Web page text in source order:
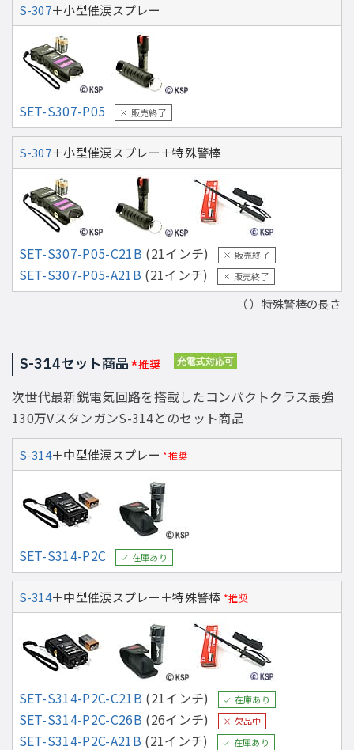
S-307＋小型催涙スプレー
SET-S307-P05 販売終了
S-307＋小型催涙スプレー＋特殊警棒
SET-S307-P05-C21B (21インチ) 販売終了
SET-S307-P05-A21B (21インチ) 販売終了
（ ）特殊警棒の長さ
S-314セット商品 *推奨
次世代最新鋭電気回路を搭載したコンパクトクラス最強
130万VスタンガンS-314とのセット商品
S-314＋中型催涙スプレー *推奨
SET-S314-P2C 在庫あり
S-314＋中型催涙スプレー＋特殊警棒 *推奨
SET-S314-P2C-C21B (21インチ) 在庫あり
SET-S314-P2C-C26B (26インチ) 欠品中
SET-S314-P2C-A21B (21インチ) 在庫あり